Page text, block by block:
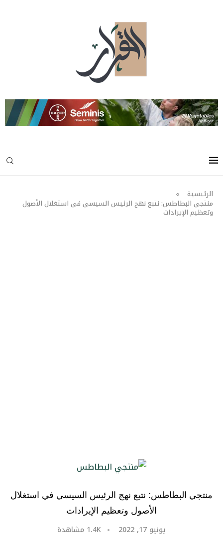
الرئيسية »
منتجي البطاطس: نتبع نهج الرئيس السيسي في استغلال الأصول
وتعظيم الإيرادات
منتجي البطاطس: نتبع نهج الرئيس السيسي في استغلال
الأصول وتعظيم الإيرادات
يونيو 17, 2022 1.4K مشاهدة